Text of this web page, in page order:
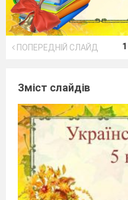
ПОПЕРЕДНІЙ СЛАЙД 1
Зміст слайдів